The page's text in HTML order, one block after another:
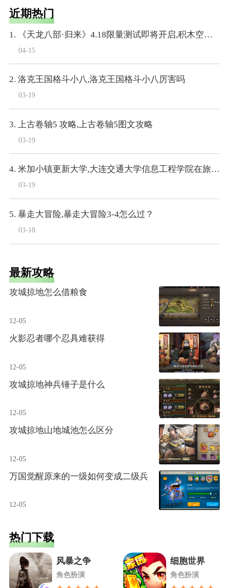
近期热门
1. 《天龙八部·归来》4.18限量测试即将开启,积木空降爆料
04-15
2. 洛克王国格斗小八,洛克王国格斗小八厉害吗
03-19
3. 上古卷轴5 攻略,上古卷轴5图文攻略
03-19
4. 米加小镇更新大学,大连交通大学信息工程学院在旅顺大学城里么
03-19
5. 暴走大冒险,暴走大冒险3-4怎么过？
03-18
最新攻略
攻城掠地怎么借粮食
12-05
火影忍者哪个忍具难获得
12-05
攻城掠地神兵锤子是什么
12-05
攻城掠地山地城池怎么区分
12-05
万国觉醒原来的一级如何变成二级兵
12-05
热门下载
风暴之争
角色扮演
细胞世界
角色扮演